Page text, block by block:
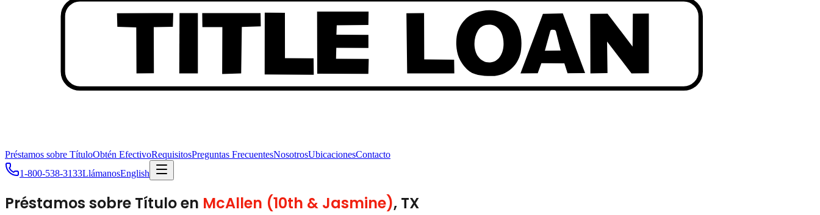
Préstamos sobre TítuloObtén EfectivoRequisitosPreguntas FrecuentesNosotrosUbicacionesContacto
1-800-538-3133LlámanosEnglish
Préstamos sobre Título en McAllen (10th & Jasmine), TX